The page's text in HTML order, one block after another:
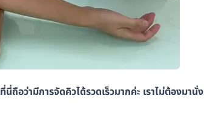
ที่นี่ถือว่ามีการจัดคิวได้รวดเร็วมากค่ะ เราไม่ต้องมานั่ง